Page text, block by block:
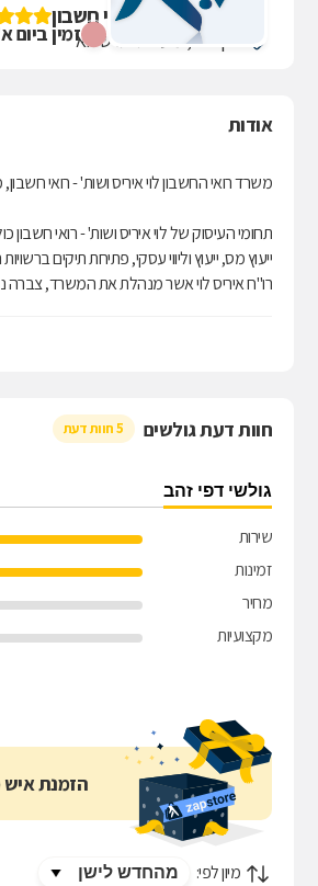
זמין ביום א'
לוי איריס ושות' - רואי חשבון
אודות
משרד רואי החשבון לוי איריס ושות' - רואי
תחומי העיסוק של לוי איריס ושות' - רואי חשבון
ייעוץ מס, ייעוץ וליווי עסקי, פתיחת תיקים
רו"ח איריס לוי אשר מנהלת את המשרד, צברה
משרד לוי איריס ושות' - רואי חשבון, מקפיד
חוות דעת גולשים 5 חוות דעת
גולשי דפי זהב
שירות
זמינות
מחיר
מקצועיות
הזמנת
מיון לפי: